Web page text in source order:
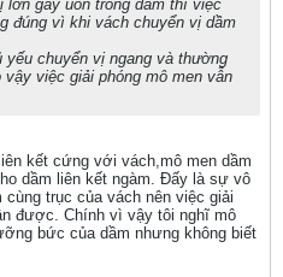
lớn gây uốn trong dầm thì việc
đúng vì khi vách chuyển vị dầm
yếu chuyển vị ngang và thường
việc giải phóng mô men vẫn
kết cứng với vách,mô men dầm
dầm liên kết ngàm. Đấy là sự vô
cùng trục của vách nên việc giải
được. Chính vì vậy tôi nghĩ mô
bức của dầm nhưng không biết